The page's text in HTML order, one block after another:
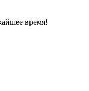
время!